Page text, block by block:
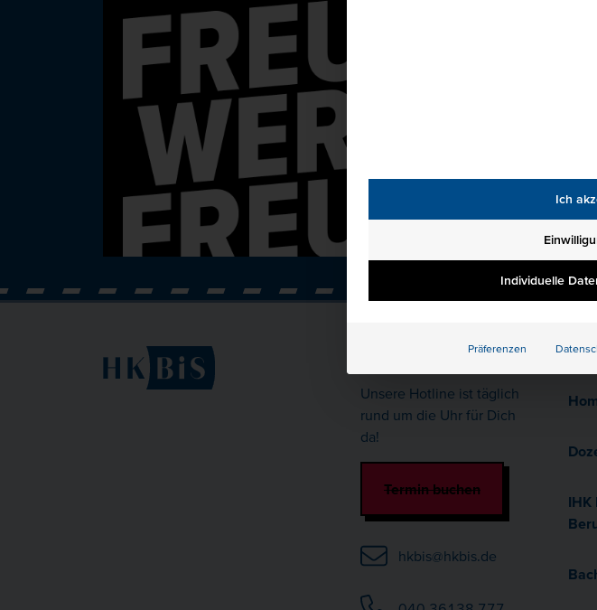
Ich
Individuelle
Präferenzen
Unsere Hotline ist täglich
rund um die Uhr für Dich
da!
Termin buchen
hkbis@hkbis.de
IHK